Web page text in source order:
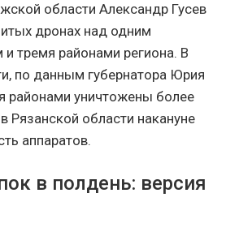
области Александр Гусев
дронах над одним
тремя районами региона. В
по данным губернатора Юрия
районами уничтожены более
Рязанской области накануне
аппаратов.
в полдень: версия